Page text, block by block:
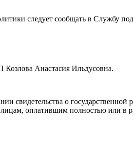
следует сообщать в Службу
Анастасия Ильдусовна.
свидетельства о
лицам, оплатившим полностью или